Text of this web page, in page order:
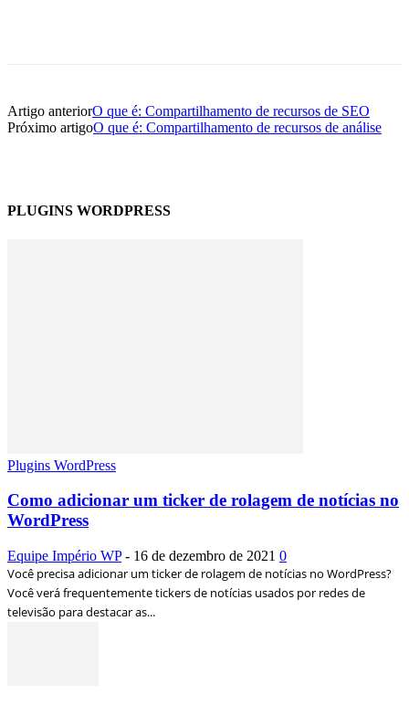
Artigo anteriorO que é: Compartilhamento de recursos de SEO
Próximo artigoO que é: Compartilhamento de recursos de análise
PLUGINS WORDPRESS
Plugins WordPress
Como adicionar um ticker de rolagem de notícias no
WordPress
Equipe Império WP - 16 de dezembro de 2021 0
Você precisa adicionar um ticker de rolagem de notícias no WordPress?
Você verá frequentemente tickers de notícias usados ​​por redes de
televisão para destacar as...